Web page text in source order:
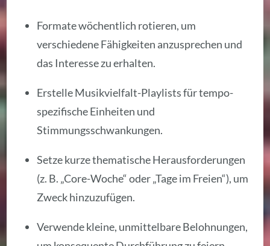
Formate wöchentlich rotieren, um
verschiedene Fähigkeiten anzusprechen und
das Interesse zu erhalten.
Erstelle Musikvielfalt-Playlists für tempo-
spezifische Einheiten und
Stimmungsschwankungen.
Setze kurze thematische Herausforderungen
(z. B. „Core-Woche“ oder „Tage im Freien“), um
Zweck hinzuzufügen.
Verwende kleine, unmittelbare Belohnungen,